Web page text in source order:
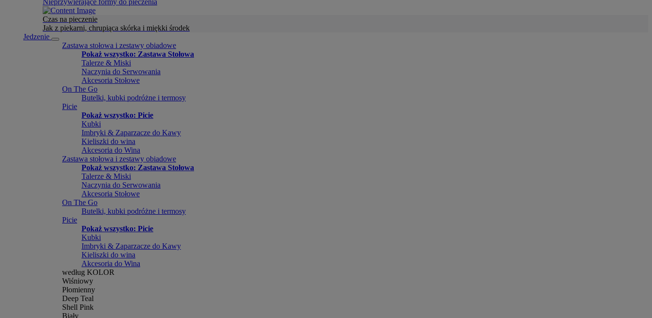
Nieprzywierające formy do pieczenia
Czas na pieczenie
Jak z piekarni, chrupiąca skórka i miękki środek
Jedzenie
Zastawa stołowa i zestawy obiadowe
Pokaż wszystko: Zastawa Stołowa
Talerze & Miski
Naczynia do Serwowania
Akcesoria Stołowe
On The Go
Butelki, kubki podróżne i termosy
Picie
Pokaż wszystko: Picie
Kubki
Imbryki & Zaparzacze do Kawy
Kieliszki do wina
Akcesoria do Wina
Zastawa stołowa i zestawy obiadowe
Pokaż wszystko: Zastawa Stołowa
Talerze & Miski
Naczynia do Serwowania
Akcesoria Stołowe
On The Go
Butelki, kubki podróżne i termosy
Picie
Pokaż wszystko: Picie
Kubki
Imbryki & Zaparzacze do Kawy
Kieliszki do wina
Akcesoria do Wina
według KOLOR
Wiśniowy
Płomienny
Deep Teal
Shell Pink
Biały